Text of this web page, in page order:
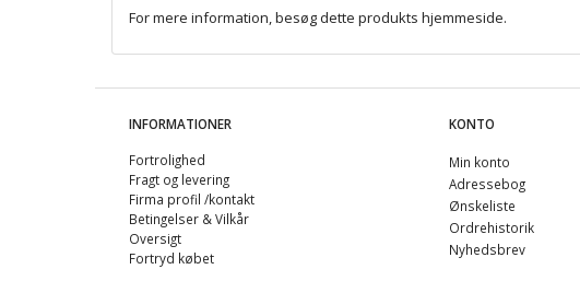
For mere information, besøg dette produkts hjemmeside.
INFORMATIONER
Fortrolighed
Fragt og levering
Firma profil /kontakt
Betingelser & Vilkår
Oversigt
Fortryd købet
KONTO
Min konto
Adressebog
Ønskeliste
Ordrehistorik
Nyhedsbrev